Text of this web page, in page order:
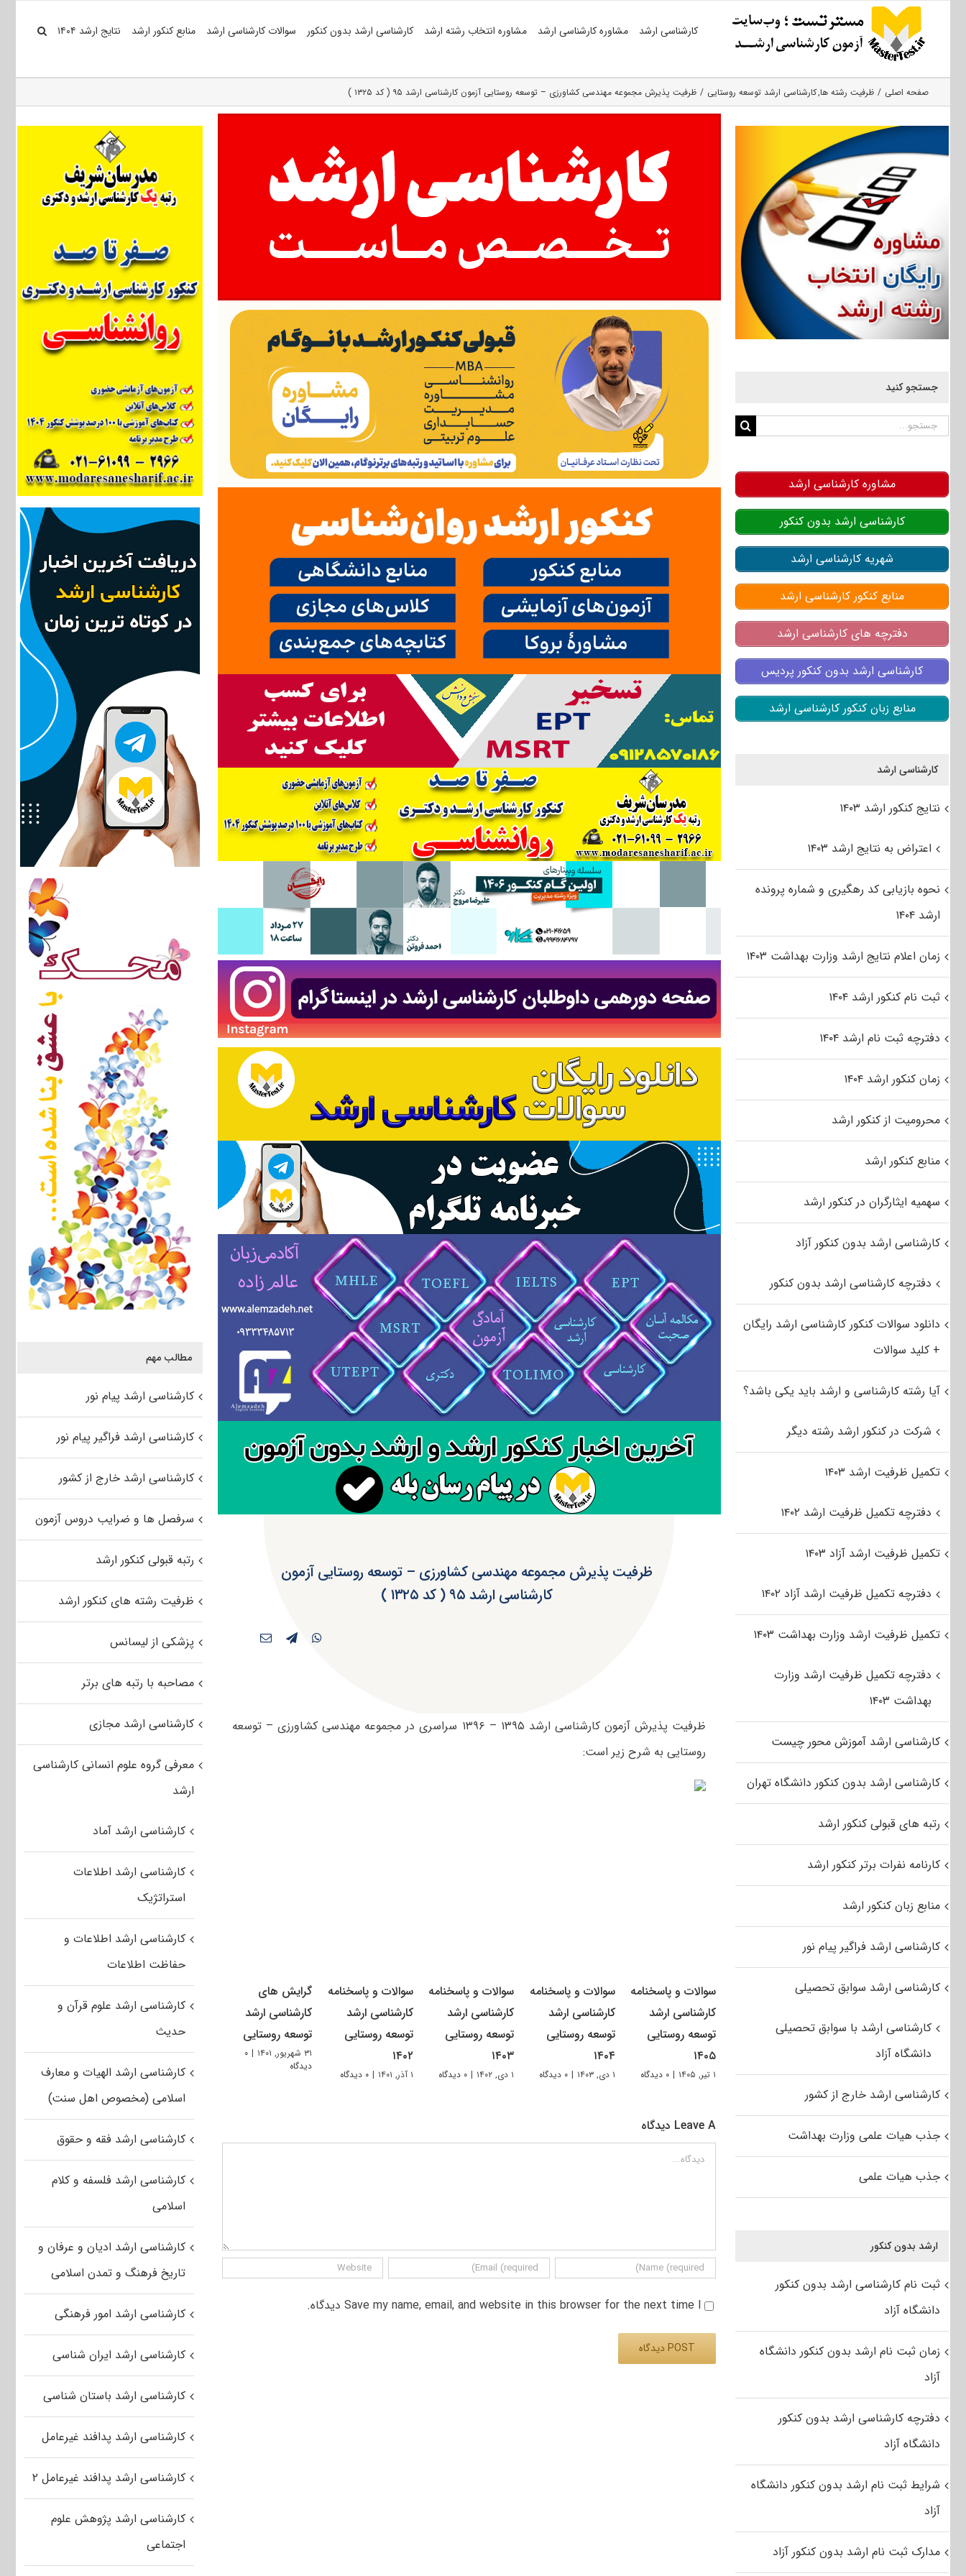
کارشناسی ارشد مشاوره کارشناسی ارشد مشاوره انتخاب رشته ارشد کارشناسی ارشد بدون کنکور سوالات کارشناسی ارشد منابع کنکور ارشد نتایج ارشد ۱۴۰۴
صفحه اصلی ظرفیت رشته ها کارشناسی ارشد توسعه روستایی ظرفیت پذیرش مجموعه مهندسی کشاورزی – توسعه روستایی آزمون کارشناسی ارشد ۹۵ ( کد ۱۳۲۵ )
ظرفیت پذیرش مجموعه مهندسی کشاورزی – توسعه روستایی آزمون
کارشناسی ارشد ۹۵ ( کد ۱۳۲۵ )
ظرفیت پذیرش آزمون کارشناسی ارشد ۱۳۹۵ – ۱۳۹۶ سراسری در مجموعه مهندسی کشاورزی – توسعه
روستایی به شرح زیر است:
سوالات و پاسخنامه
کارشناسی ارشد
توسعه روستایی
۱۴۰۵
۱ تیر, ۱۴۰۵ | ۰ دیدگاه
سوالات و پاسخنامه
کارشناسی ارشد
توسعه روستایی
۱۴۰۴
۱ دی, ۱۴۰۳ | ۰ دیدگاه
سوالات و پاسخنامه
کارشناسی ارشد
توسعه روستایی
۱۴۰۳
۱ دی, ۱۴۰۲ | ۰ دیدگاه
سوالات و پاسخنامه
کارشناسی ارشد
توسعه روستایی
۱۴۰۲
۱ آذر, ۱۴۰۱ | ۰ دیدگاه
گرایش های
کارشناسی ارشد
توسعه روستایی
۳۱ شهریور, ۱۴۰۱ | ۰
دیدگاه
Leave A دیدگاه
دیدگاه
Save my name, email, and website in this browser for the next time I دیدگاه.
مطالب مهم
کارشناسی ارشد پیام نور
کارشناسی ارشد فراگیر پیام نور
کارشناسی ارشد خارج از کشور
سرفصل ها و ضرایب دروس آزمون
رتبه قبولی کنکور ارشد
ظرفیت رشته های کنکور ارشد
پزشکی از لیسانس
مصاحبه با رتبه های برتر
کارشناسی ارشد مجازی
معرفی گروه علوم انسانی کارشناسی
ارشد
کارشناسی ارشد آماد
کارشناسی ارشد اطلاعات
استراتژیک
کارشناسی ارشد اطلاعات و
حفاظت اطلاعات
کارشناسی ارشد علوم قرآن و
حدیث
کارشناسی ارشد الهیات و معارف
اسلامی (مخصوص اهل سنت)
کارشناسی ارشد فقه و حقوق
کارشناسی ارشد فلسفه و کلام
اسلامی
کارشناسی ارشد ادیان و عرفان و
تاریخ فرهنگ و تمدن اسلامی
کارشناسی ارشد امور فرهنگی
کارشناسی ارشد ایران شناسی
کارشناسی ارشد باستان شناسی
کارشناسی ارشد پدافند غیرعامل
کارشناسی ارشد پدافند غیرعامل ۲
کارشناسی ارشد پژوهش علوم
اجتماعی
جستجو کنید
جستجو
مشاوره کارشناسی ارشد
کارشناسی ارشد بدون کنکور
شهریه کارشناسی ارشد
منابع کنکور کارشناسی ارشد
دفترچه های کارشناسی ارشد
کارشناسی ارشد بدون کنکور پردیس
منابع زبان کنکور کارشناسی ارشد
کارشناسی ارشد
نتایج کنکور ارشد ۱۴۰۳
اعتراض به نتایج ارشد ۱۴۰۳
نحوه بازیابی کد رهگیری و شماره پرونده
ارشد ۱۴۰۴
زمان اعلام نتایج ارشد وزارت بهداشت ۱۴۰۳
ثبت نام کنکور ارشد ۱۴۰۴
دفترچه ثبت نام ارشد ۱۴۰۴
زمان کنکور ارشد ۱۴۰۴
محرومیت از کنکور ارشد
منابع کنکور ارشد
سهمیه ایثارگران در کنکور ارشد
کارشناسی ارشد بدون کنکور آزاد
دفترچه کارشناسی ارشد بدون کنکور
دانلود سوالات کنکور کارشناسی ارشد رایگان
+ کلید سوالات
آیا رشته کارشناسی و ارشد باید یکی باشد؟
شرکت در کنکور ارشد رشته دیگر
تکمیل ظرفیت ارشد ۱۴۰۳
دفترچه تکمیل ظرفیت ارشد ۱۴۰۲
تکمیل ظرفیت ارشد آزاد ۱۴۰۳
دفترچه تکمیل ظرفیت ارشد آزاد ۱۴۰۲
تکمیل ظرفیت ارشد وزارت بهداشت ۱۴۰۳
دفترچه تکمیل ظرفیت ارشد وزارت
بهداشت ۱۴۰۳
کارشناسی ارشد آموزش محور چیست
کارشناسی ارشد بدون کنکور دانشگاه تهران
رتبه های قبولی کنکور ارشد
کارنامه نفرات برتر کنکور ارشد
منابع زبان کنکور ارشد
کارشناسی ارشد فراگیر پیام نور
کارشناسی ارشد سوابق تحصیلی
کارشناسی ارشد با سوابق تحصیلی
دانشگاه آزاد
کارشناسی ارشد خارج از کشور
جذب هیات علمی وزارت بهداشت
جذب هیات علمی
ارشد بدون کنکور
ثبت نام کارشناسی ارشد بدون کنکور
دانشگاه آزاد
زمان ثبت نام ارشد بدون کنکور دانشگاه
آزاد
دفترچه کارشناسی ارشد بدون کنکور
دانشگاه آزاد
شرایط ثبت نام ارشد بدون کنکور دانشگاه
آزاد
مدارک ثبت نام ارشد بدون کنکور آزاد